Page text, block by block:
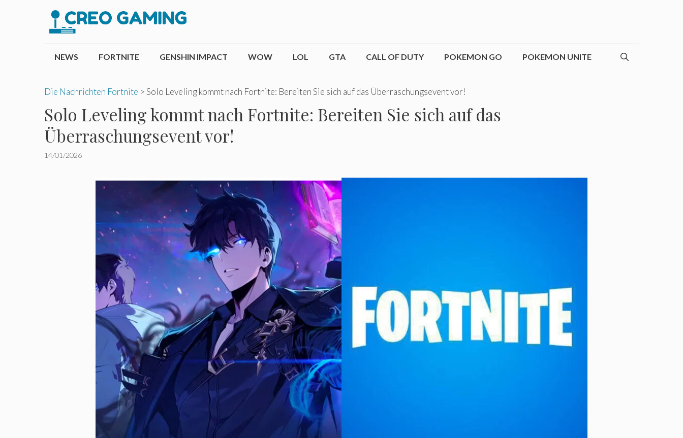
NEWS FORTNITE GENSHIN IMPACT WOW LOL GTA CALL OF DUTY POKEMON GO POKEMON UNITE
Die Nachrichten Fortnite >Solo Leveling kommt nach Fortnite: Bereiten Sie sich auf das Überraschungsevent vor!
Solo Leveling kommt nach Fortnite: Bereiten Sie sich auf das
Überraschungsevent vor!
14/01/2026